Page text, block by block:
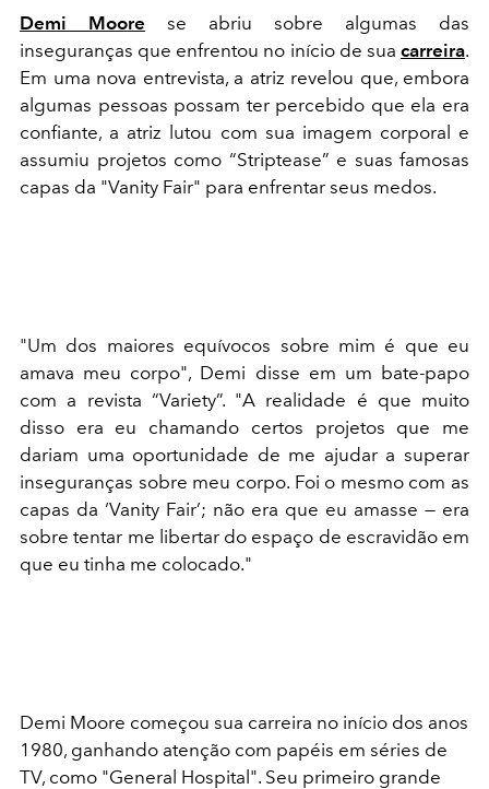
Demi Moore se abriu sobre algumas das
inseguranças que enfrentou no início de sua carreira.
Em uma nova entrevista, a atriz revelou que, embora
algumas pessoas possam ter percebido que ela era
confiante, a atriz lutou com sua imagem corporal e
assumiu projetos como “Striptease” e suas famosas
capas da "Vanity Fair" para enfrentar seus medos.
"Um dos maiores equívocos sobre mim é que eu
amava meu corpo", Demi disse em um bate-papo
com a revista “Variety”. "A realidade é que muito
disso era eu chamando certos projetos que me
dariam uma oportunidade de me ajudar a superar
inseguranças sobre meu corpo. Foi o mesmo com as
capas da ‘Vanity Fair’; não era que eu amasse — era
sobre tentar me libertar do espaço de escravidão em
que eu tinha me colocado."
Demi Moore começou sua carreira no início dos anos
1980, ganhando atenção com papéis em séries de
TV, como "General Hospital". Seu primeiro grande